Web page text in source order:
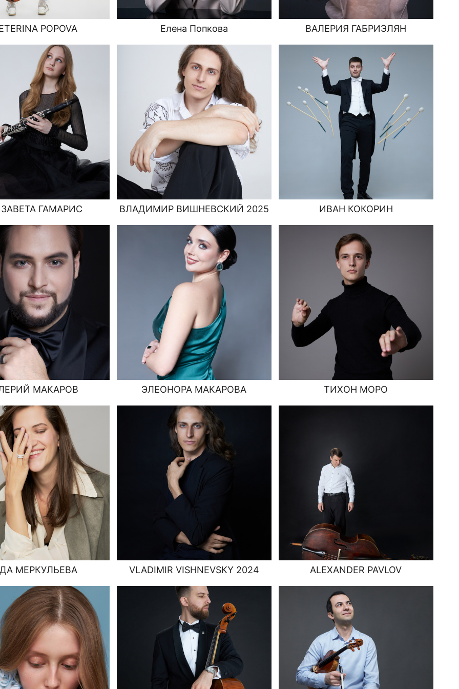
POPOVA Елена Попкова ВАЛЕРИЯ ГАБРИЭЛЯН
ГАМАРИС ВЛАДИМИР ВИШНЕВСКИЙ 2025 ИВАН КОКОРИН
МАКАРОВ ЭЛЕОНОРА МАКАРОВА ТИХОН МОРО
МЕРКУЛЬЕВА VLADIMIR VISHNEVSKY 2024 ALEXANDER PAVLOV